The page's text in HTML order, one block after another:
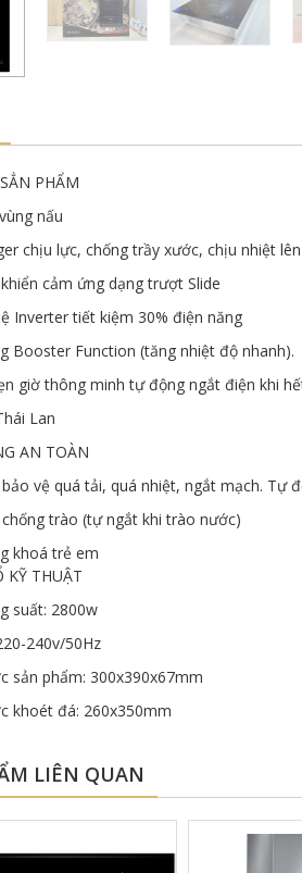
PHẨM
nấu
chịu lực, chống trầy xước, chịu nhiệt
cảm ứng dạng trượt Slide
Inverter tiết kiệm 30% điện năng
Booster Function (tăng nhiệt độ nhanh).
giờ thông minh tự động ngắt điện khi
Lan
AN TOÀN
bảo vệ quá tải, quá nhiệt, ngắt mạch. Tự
chống trào (tự ngắt khi trào nước)
khoá trẻ em
KỸ THUẬT
suất: 2800w
240v/50Hz
sản phẩm: 300x390x67mm
khoét đá: 260x350mm
LIÊN QUAN